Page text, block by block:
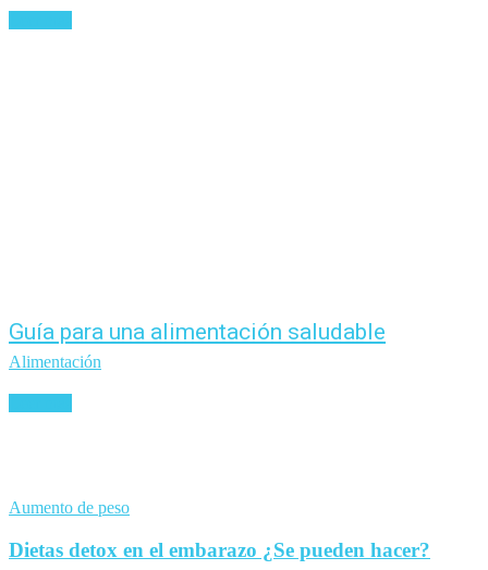
Guía para una alimentación saludable
Alimentación
Aumento de peso
Dietas detox en el embarazo ¿Se pueden hacer?